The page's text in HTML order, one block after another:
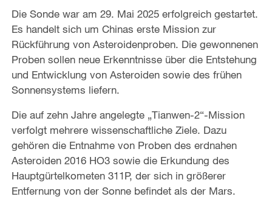
Die Sonde war am 29. Mai 2025 erfolgreich gestartet.
Es handelt sich um Chinas erste Mission zur
Rückführung von Asteroidenproben. Die gewonnenen
Proben sollen neue Erkenntnisse über die Entstehung
und Entwicklung von Asteroiden sowie des frühen
Sonnensystems liefern.
Die auf zehn Jahre angelegte „Tianwen-2“-Mission
verfolgt mehrere wissenschaftliche Ziele. Dazu
gehören die Entnahme von Proben des erdnahen
Asteroiden 2016 HO3 sowie die Erkundung des
Hauptgürtelkometen 311P, der sich in größerer
Entfernung von der Sonne befindet als der Mars.